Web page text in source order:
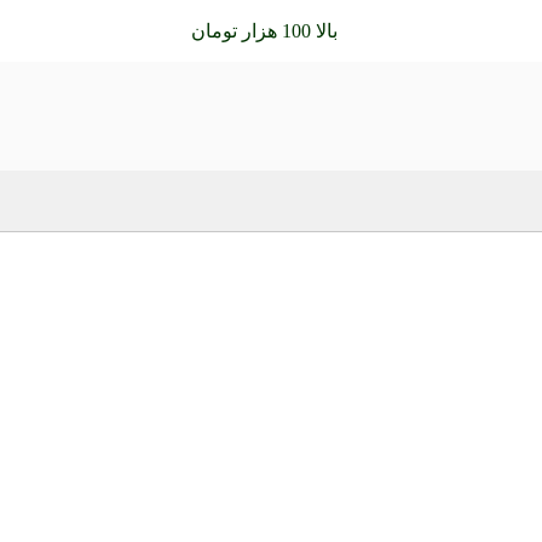
بالا 100 هزار تومان